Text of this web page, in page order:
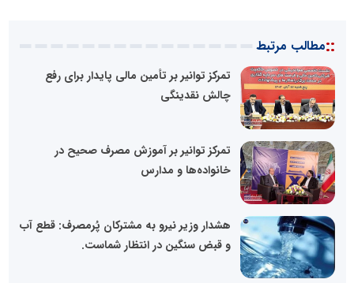
::مطالب مرتبط
تمرکز توانیر بر تأمین مالی پایدار برای رفع
چالش نقدینگی
تمرکز توانیر بر آموزش مصرف صحیح در
خانواده‌ها و مدارس
هشدار وزیر نیرو به مشترکان پُرمصرف: قطع آب
و قبض سنگین در انتظار شماست.